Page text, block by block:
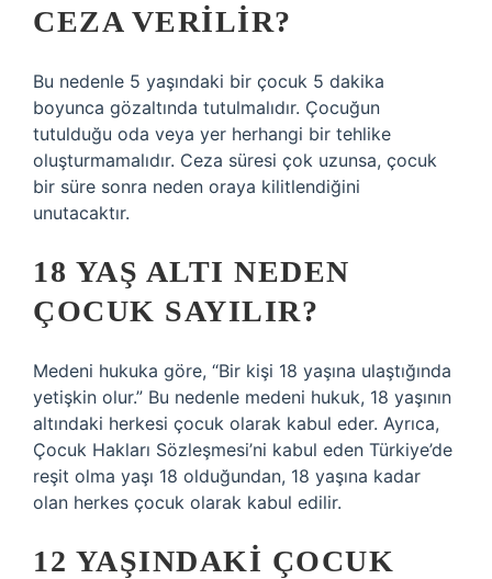
CEZA VERILIR?
Bu nedenle 5 yaşındaki bir çocuk 5 dakika
boyunca gözaltında tutulmalıdır. Çocuğun
tutulduğu oda veya yer herhangi bir tehlike
oluşturmamalıdır. Ceza süresi çok uzunsa, çocuk
bir süre sonra neden oraya kilitlendiğini
unutacaktır.
18 YAŞ ALTI NEDEN
ÇOCUK SAYILIR?
Medeni hukuka göre, “Bir kişi 18 yaşına ulaştığında
yetişkin olur.” Bu nedenle medeni hukuk, 18 yaşının
altındaki herkesi çocuk olarak kabul eder. Ayrıca,
Çocuk Hakları Sözleşmesi’ni kabul eden Türkiye’de
reşit olma yaşı 18 olduğundan, 18 yaşına kadar
olan herkes çocuk olarak kabul edilir.
12 YAŞINDAKI ÇOCUK